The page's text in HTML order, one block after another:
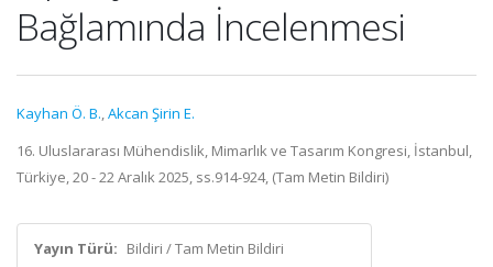
Bağlamında İncelenmesi
Kayhan Ö. B.,Akcan Şirin E.
16. Uluslararası Mühendislik, Mimarlık ve Tasarım Kongresi, İstanbul,
Türkiye, 20 - 22 Aralık 2025, ss.914-924, (Tam Metin Bildiri)
Yayın Türü: Bildiri / Tam Metin Bildiri